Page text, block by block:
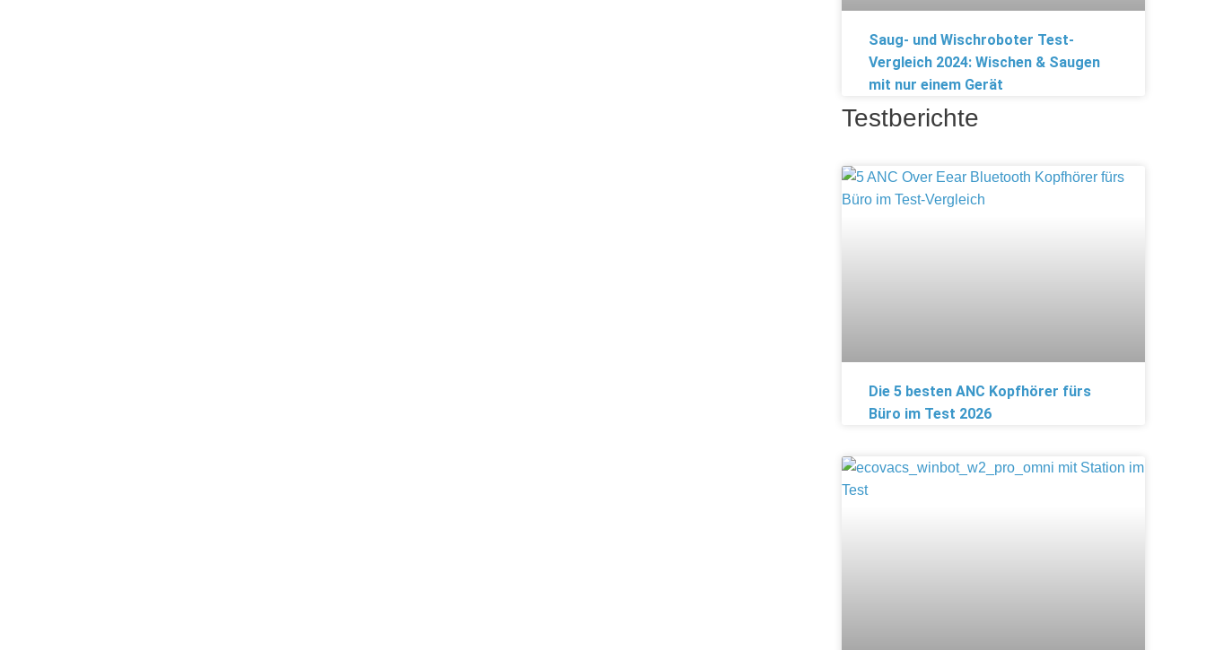
Saug- und Wischroboter Test-
Vergleich 2024: Wischen & Saugen
mit nur einem Gerät
Testberichte
Die 5 besten ANC Kopfhörer fürs
Büro im Test 2026